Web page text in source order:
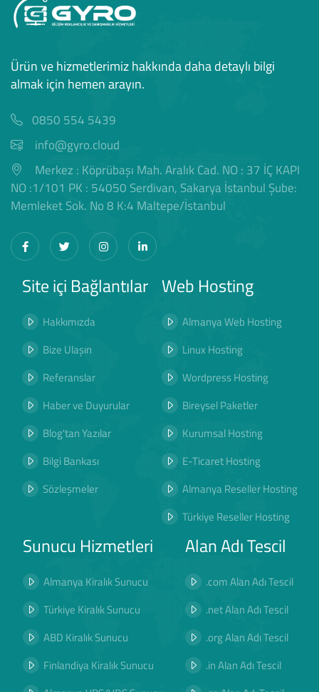
Ürün ve hizmetlerimiz hakkında daha detaylı bilgi
almak için hemen arayın.
0850 554 5439
info@gyro.cloud
Merkez : Köprübaşı Mah. Aralık Cad. NO : 37 İÇ KAPI
NO :1/101 PK : 54050 Serdivan, Sakarya İstanbul Şube:
Memleket Sok. No 8 K:4 Maltepe/İstanbul
Site içi Bağlantılar
Hakkımızda
Bize Ulaşın
Referanslar
Haber ve Duyurular
Blog'tan Yazılar
Bilgi Bankası
Sözleşmeler
Web Hosting
Almanya Web Hosting
Linux Hosting
Wordpress Hosting
Bireysel Paketler
Kurumsal Hosting
E-Ticaret Hosting
Almanya Reseller Hosting
Türkiye Reseller Hosting
Sunucu Hizmetleri
Almanya Kiralık Sunucu
Türkiye Kiralık Sunucu
ABD Kiralık Sunucu
Finlandiya Kiralık Sunucu
Alan Adı Tescil
.com Alan Adı Tescil
.net Alan Adı Tescil
.org Alan Adı Tescil
.in Alan Adı Tescil